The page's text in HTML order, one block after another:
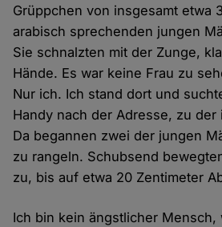
Grüppchen von insgesamt etwa
arabisch sprechenden jungen
Sie schnalzten mit der Zunge,
Hände. Es war keine Frau zu
Nur ich. Ich stand dort und
Handy nach der Adresse, zu der
Da begannen zwei der jungen
zu rangeln. Schubsend
zu, bis auf etwa 20 Zentimeter
Ich bin kein ängstlicher Mensch,